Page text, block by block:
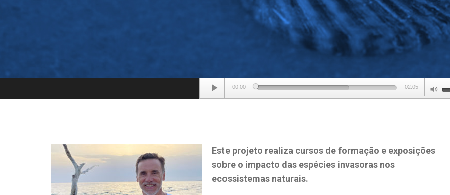
Audio
Player
00:00 02:05
Este projeto realiza cursos de formação e exposições
sobre o impacto das espécies invasoras nos
ecossistemas naturais.